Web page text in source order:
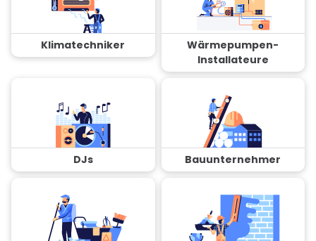
Klimatechniker
Wärmepumpen-
Installateure
DJs Bauunternehmer